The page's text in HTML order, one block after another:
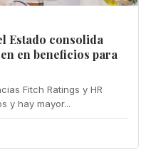
Estado consolida
en beneficios para
Fitch Ratings y HR
y hay mayor...